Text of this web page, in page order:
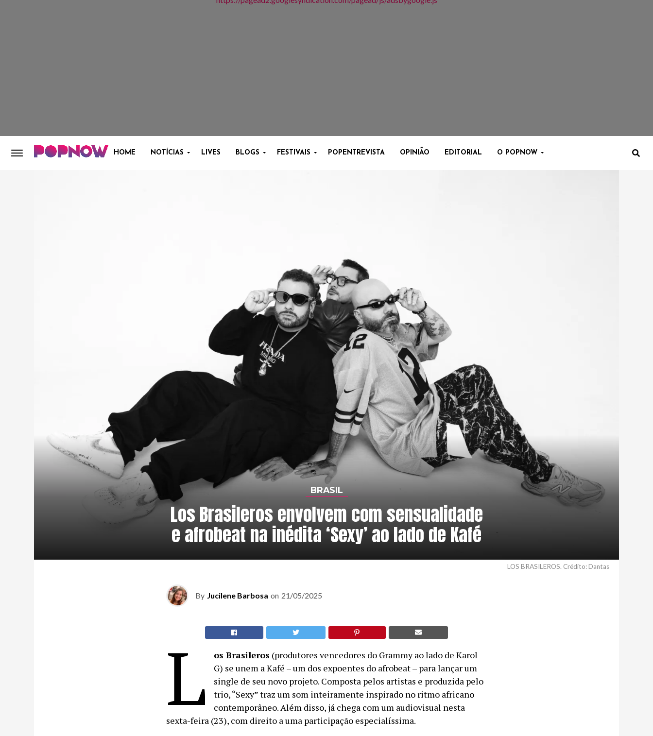
HOME NOTÍCIAS LIVES BLOGS FESTIVAIS POPENTREVISTA OPINIÃO EDITORIAL O POPNOW
BRASIL
Los Brasileros envolvem com sensualidade
e afrobeat na inédita ‘Sexy’ ao lado de Kafé
LOS BRASILEROS. Crédito: Dantas
By Jucilene Barbosa on 21/05/2025
L os Brasileros (produtores vencedores do Grammy ao lado de Karol
G) se unem a Kafé – um dos expoentes do afrobeat – para lançar um
single de seu novo projeto. Composta pelos artistas e produzida pelo
trio, “Sexy” traz um som inteiramente inspirado no ritmo africano
contemporâneo. Além disso, já chega com um audiovisual nesta
sexta-feira (23), com direito a uma participação especialíssima.